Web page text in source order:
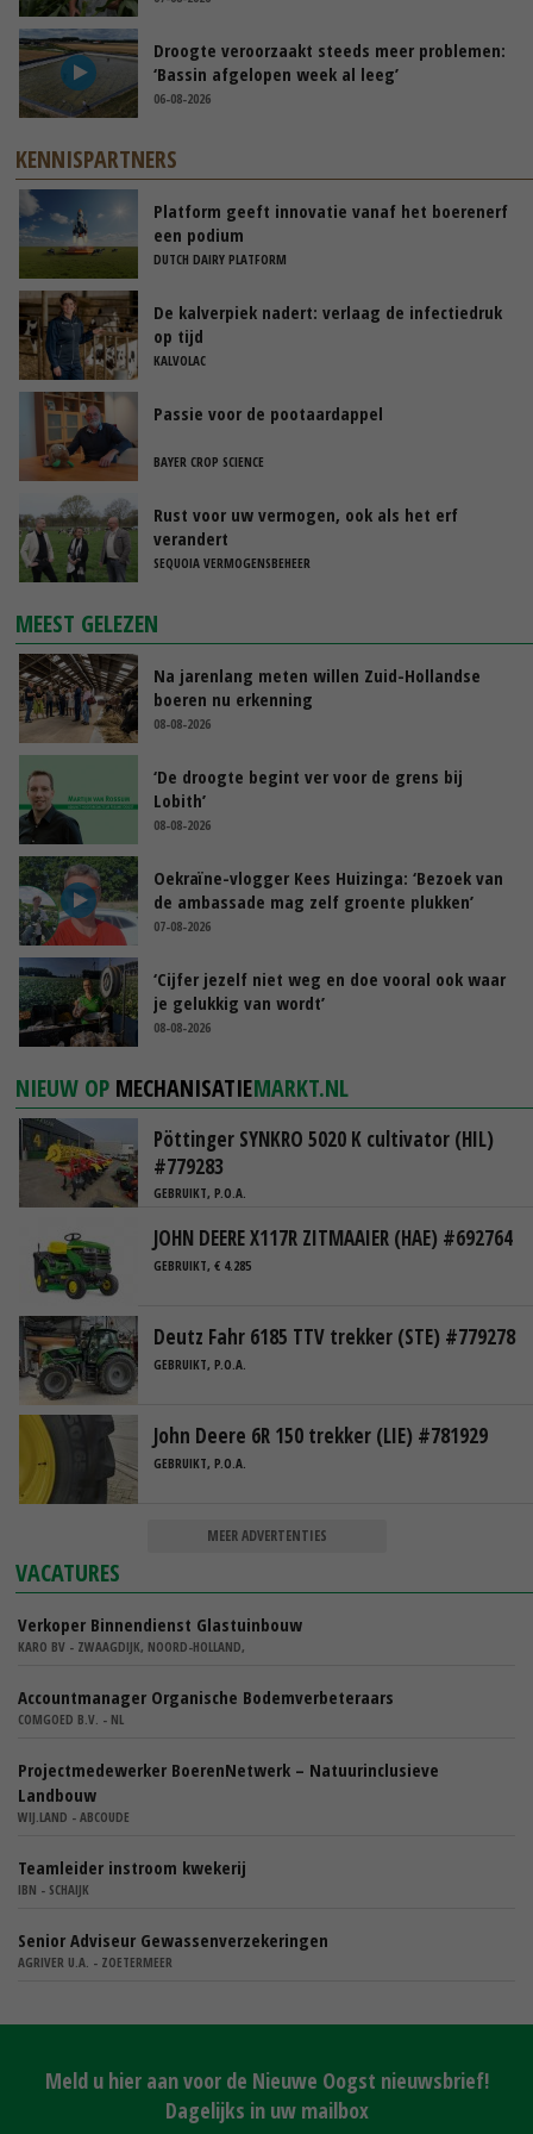
Droogte veroorzaakt steeds meer problemen:
‘Bassin afgelopen week al leeg’
06-08-2026
KENNISPARTNERS
Platform geeft innovatie vanaf het boerenerf
een podium
DUTCH DAIRY PLATFORM
De kalverpiek nadert: verlaag de infectiedruk
op tijd
KALVOLAC
Passie voor de pootaardappel
BAYER CROP SCIENCE
Rust voor uw vermogen, ook als het erf
verandert
SEQUOIA VERMOGENSBEHEER
MEEST GELEZEN
Na jarenlang meten willen Zuid-Hollandse
boeren nu erkenning
08-08-2026
‘De droogte begint ver voor de grens bij
Lobith’
08-08-2026
Oekraïne-vlogger Kees Huizinga: ‘Bezoek van
de ambassade mag zelf groente plukken’
07-08-2026
‘Cijfer jezelf niet weg en doe vooral ook waar
je gelukkig van wordt’
08-08-2026
NIEUW OP MECHANISATIEMARKT.NL
Pöttinger SYNKRO 5020 K cultivator (HIL)
#779283
GEBRUIKT, P.O.A.
JOHN DEERE X117R ZITMAAIER (HAE) #692764
GEBRUIKT, € 4.285
Deutz Fahr 6185 TTV trekker (STE) #779278
GEBRUIKT, P.O.A.
John Deere 6R 150 trekker (LIE) #781929
GEBRUIKT, P.O.A.
MEER ADVERTENTIES
VACATURES
Verkoper Binnendienst Glastuinbouw
KARO BV - ZWAAGDIJK, NOORD-HOLLAND,
Accountmanager Organische Bodemverbeteraars
COMGOED B.V. - NL
Projectmedewerker BoerenNetwerk – Natuurinclusieve
Landbouw
WIJ.LAND - ABCOUDE
Teamleider instroom kwekerij
IBN - SCHAIJK
Senior Adviseur Gewassenverzekeringen
AGRIVER U.A. - ZOETERMEER
Meld u hier aan voor de Nieuwe Oogst nieuwsbrief!
Dagelijks in uw mailbox